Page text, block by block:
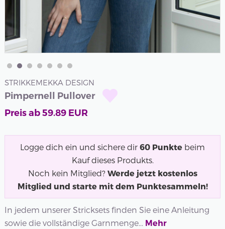
STRIKKEMEKKA DESIGN
Pimpernell Pullover
Preis ab59.89EUR
Logge dich ein und sichere dir 60 Punkte beim
Kauf dieses Produkts.
Noch kein Mitglied? Werde jetzt kostenlos
Mitglied und starte mit dem Punktesammeln!
In jedem unserer Stricksets finden Sie eine Anleitung
sowie die vollständige Garnmenge... Mehr